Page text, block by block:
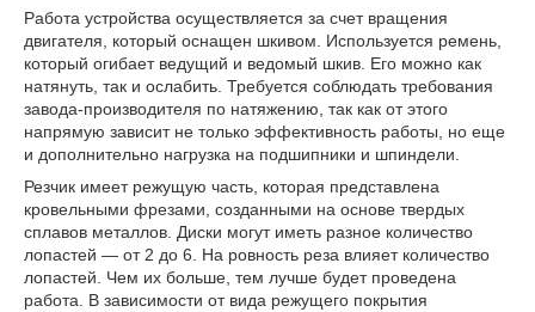
Работа устройства осуществляется за счет вращения
двигателя, который оснащен шкивом. Используется ремень,
который огибает ведущий и ведомый шкив. Его можно как
натянуть, так и ослабить. Требуется соблюдать требования
завода-производителя по натяжению, так как от этого
напрямую зависит не только эффективность работы, но еще
и дополнительно нагрузка на подшипники и шпиндели.
Резчик имеет режущую часть, которая представлена
кровельными фрезами, созданными на основе твердых
сплавов металлов. Диски могут иметь разное количество
лопастей — от 2 до 6. На ровность реза влияет количество
лопастей. Чем их больше, тем лучше будет проведена
работа. В зависимости от вида режущего покрытия